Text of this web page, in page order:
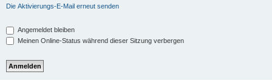
Die Aktivierungs-E-Mail erneut senden
Angemeldet bleiben
Meinen Online-Status während dieser Sitzung verbergen